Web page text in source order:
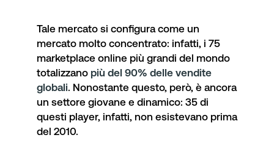
Tale mercato si configura come un
mercato molto concentrato: infatti, i 75
marketplace online più grandi del mondo
totalizzano più del 90% delle vendite
globali. Nonostante questo, però, è ancora
un settore giovane e dinamico: 35 di
questi player, infatti, non esistevano prima
del 2010.